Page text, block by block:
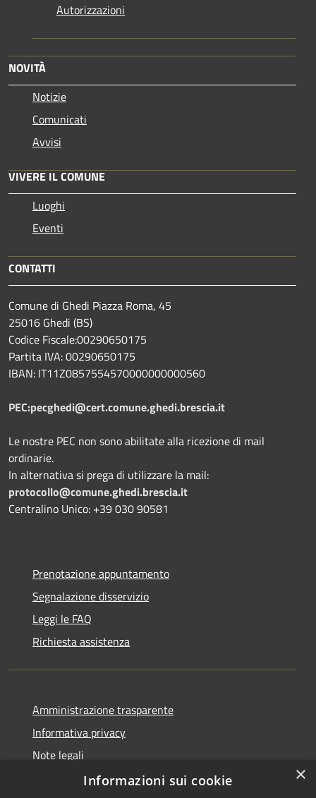
Autorizzazioni
NOVITÀ
Notizie
Comunicati
Avvisi
VIVERE IL COMUNE
Luoghi
Eventi
CONTATTI
Comune di Ghedi Piazza Roma, 45
25016 Ghedi (BS)
Codice Fiscale:00290650175
Partita IVA: 00290650175
IBAN: IT11Z0857554570000000000560
PEC:pecghedi@cert.comune.ghedi.brescia.it
Le nostre PEC non sono abilitate alla ricezione di mail
ordinarie.
In alternativa si prega di utilizzare la mail:
protocollo@comune.ghedi.brescia.it
Centralino Unico: +39 030 90581
Prenotazione appuntamento
Segnalazione disservizio
Leggi le FAQ
Richiesta assistenza
Amministrazione trasparente
Informativa privacy
Note legali
Dichiarazione di accessibilità
×
Informazioni sui cookie